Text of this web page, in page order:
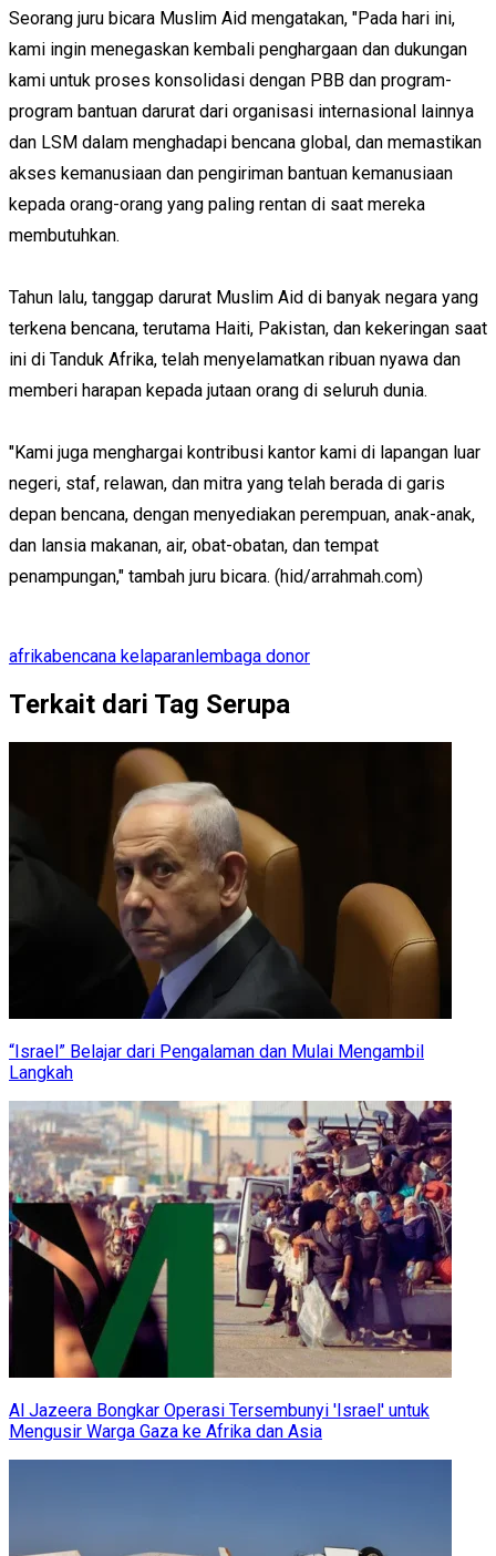
Seorang juru bicara Muslim Aid mengatakan, "Pada hari ini,
kami ingin menegaskan kembali penghargaan dan dukungan
kami untuk proses konsolidasi dengan PBB dan program-
program bantuan darurat dari organisasi internasional lainnya
dan LSM dalam menghadapi bencana global, dan memastikan
akses kemanusiaan dan pengiriman bantuan kemanusiaan
kepada orang-orang yang paling rentan di saat mereka
membutuhkan.
Tahun lalu, tanggap darurat Muslim Aid di banyak negara yang
terkena bencana, terutama Haiti, Pakistan, dan kekeringan saat
ini di Tanduk Afrika, telah menyelamatkan ribuan nyawa dan
memberi harapan kepada jutaan orang di seluruh dunia.
"Kami juga menghargai kontribusi kantor kami di lapangan luar
negeri, staf, relawan, dan mitra yang telah berada di garis
depan bencana, dengan menyediakan perempuan, anak-anak,
dan lansia makanan, air, obat-obatan, dan tempat
penampungan," tambah juru bicara. (hid/arrahmah.com)
afrikabencana kelaparanlembaga donor
Terkait dari Tag Serupa
“Israel” Belajar dari Pengalaman dan Mulai Mengambil
Langkah
Al Jazeera Bongkar Operasi Tersembunyi 'Israel' untuk
Mengusir Warga Gaza ke Afrika dan Asia